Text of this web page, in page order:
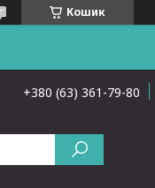
Кошик
+380 (63) 361-79-80